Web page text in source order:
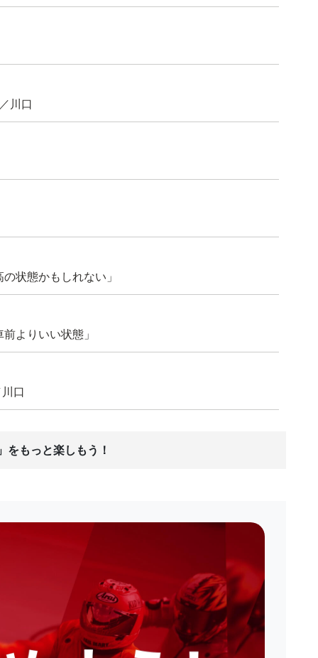
川口
状態かもしれない」
よりいい状態」
口
をもっと楽しもう！